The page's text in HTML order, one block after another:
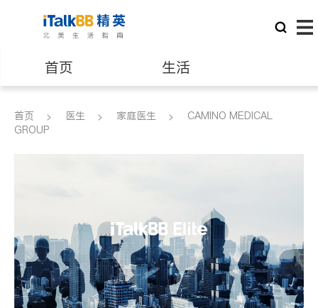
首页 生活
医生 律师
养老 非盈利组织
首页 医生 家庭医生
CAMINO MEDICAL
GROUP